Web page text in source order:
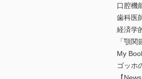
口腔機
歯科医
経済学
「顎
My
ゴッホ